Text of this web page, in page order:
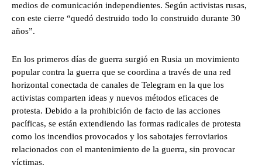
medios de comunicación independientes. Según activistas rusas,
con este cierre “quedó destruido todo lo construido durante 30
años”.
En los primeros días de guerra surgió en Rusia un movimiento
popular contra la guerra que se coordina a través de una red
horizontal conectada de canales de Telegram en la que los
activistas comparten ideas y nuevos métodos eficaces de
protesta. Debido a la prohibición de facto de las acciones
pacíficas, se están extendiendo las formas radicales de protesta
como los incendios provocados y los sabotajes ferroviarios
relacionados con el mantenimiento de la guerra, sin provocar
víctimas.